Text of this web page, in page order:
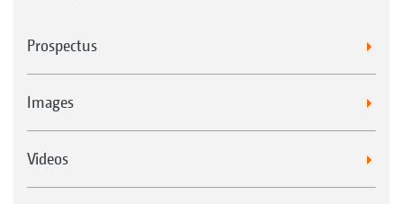
Prospectus
Images
Videos